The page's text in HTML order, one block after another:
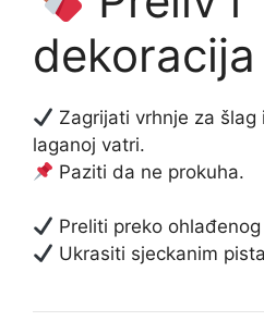
dekoracija
Zagrijati vrhnje za
laganoj vatri.
Paziti da ne prokuha.
Preliti preko
Ukrasiti sjeckanim